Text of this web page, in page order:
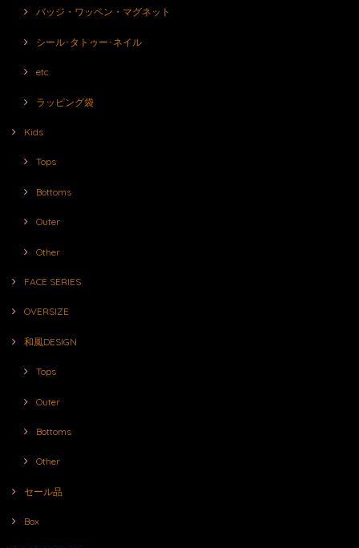
バッジ・ワッペン・マグネット
シール･タトゥー･ネイル
etc.
ラッピング袋
Kids
Tops
Bottoms
Outer
Other
FACE SERIES
OVERSIZE
和風DESIGN
Tops
Outer
Bottoms
Other
セール品
Box